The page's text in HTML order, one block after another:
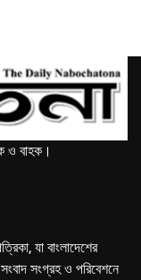
ও বাহক।
যা বাংলাদেশের
সংগ্রহ ও পরিবেশনে